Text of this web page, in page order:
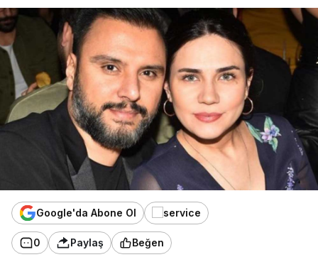
Google'da Abone Ol
0 Paylaş Beğen